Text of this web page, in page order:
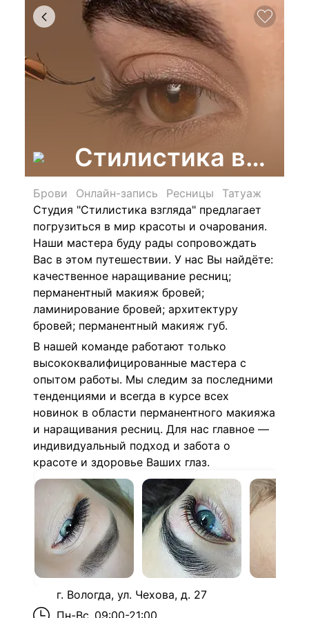
Стилистика
Брови Онлайн-запись Ресницы
Татуаж
Студия "Стилистика взгляда" предлагает
погрузиться в мир красоты и очарования.
Наши мастера буду рады сопровождать
Вас в этом путешествии. У нас Вы найдёте:
качественное наращивание ресниц;
перманентный макияж бровей;
ламинирование бровей; архитектуру
бровей; перманентный макияж губ.
В нашей команде работают только
высококвалифицированные мастера с
опытом работы. Мы следим за последними
тенденциями и всегда в курсе всех
новинок в области перманентного макияжа
и наращивания ресниц. Для нас главное —
индивидуальный подход и забота о
красоте и здоровье Ваших глаз.
г. Вологда, ул. Чехова, д. 27
Пн-Вс 09:00-21:00